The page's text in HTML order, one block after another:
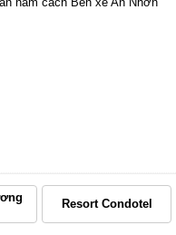
Resort Condotel